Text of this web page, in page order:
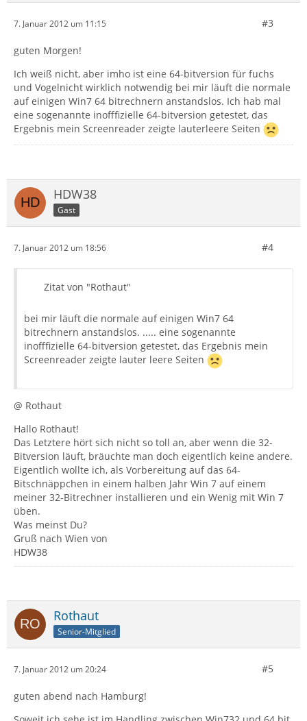
7. Januar 2012 um 11:15 #3
guten Morgen!
Ich weiß nicht, aber imho ist eine 64-bitversion für fuchs
und Vogelnicht wirklich notwendig bei mir läuft die normale
auf einigen Win7 64 bitrechnern anstandslos. Ich hab mal
eine sogenannte inofffizielle 64-bitversion getestet, das
Ergebnis mein Screenreader zeigte lauterleere Seiten
HDW38
Gast
7. Januar 2012 um 18:56 #4
Zitat von "Rothaut"
bei mir läuft die normale auf einigen Win7 64
bitrechnern anstandslos. ..... eine sogenannte
inofffizielle 64-bitversion getestet, das Ergebnis mein
Screenreader zeigte lauter leere Seiten
@ Rothaut
Hallo Rothaut!
Das Letztere hört sich nicht so toll an, aber wenn die 32-
Bitversion läuft, bräuchte man doch eigentlich keine andere.
Eigentlich wollte ich, als Vorbereitung auf das 64-
Bitschnäppchen in einem halben Jahr Win 7 auf einem
meiner 32-Bitrechner installieren und ein Wenig mit Win 7
üben.
Was meinst Du?
Gruß nach Wien von
HDW38
Rothaut
Senior-Mitglied
7. Januar 2012 um 20:24 #5
guten abend nach Hamburg!